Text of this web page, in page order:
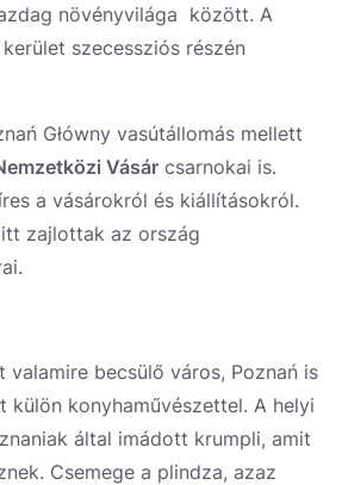
növényvilága között. A
szecessziós részén
Główny vasútállomás mellett
Vásár csarnokai is.
a vásárokról és kiállításokról.
zajlottak az ország
valamire becsülő város, Poznań is
külön konyhaművészettel. A helyi
által imádott krumpli, amit
Csemege a plindza, azaz